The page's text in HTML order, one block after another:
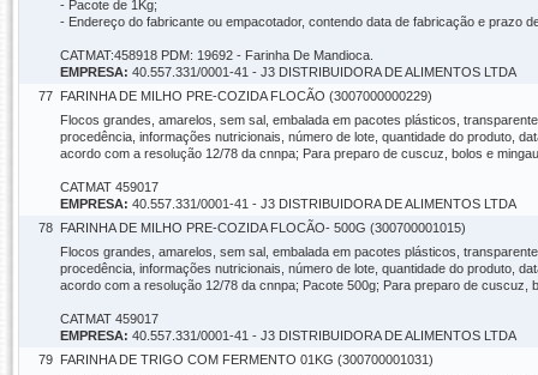
- Pacote de 1Kg;
- Endereço do fabricante ou empacotador, contendo data de fabricação e prazo
CATMAT:458918 PDM: 19692 - Farinha De Mandioca.
EMPRESA: 40.557.331/0001-41 - J3 DISTRIBUIDORA DE ALIMENTOS LTDA
77 FARINHA DE MILHO PRE-COZIDA FLOCÃO (3007000000229)
Flocos grandes, amarelos, sem sal, embalada em pacotes plásticos,
procedência, informações nutricionais, número de lote, quantidade do produto,
acordo com a resolução 12/78 da cnnpa; Para preparo de cuscuz, bolos e
CATMAT 459017
EMPRESA: 40.557.331/0001-41 - J3 DISTRIBUIDORA DE ALIMENTOS LTDA
78 FARINHA DE MILHO PRE-COZIDA FLOCÃO- 500G (300700001015)
Flocos grandes, amarelos, sem sal, embalada em pacotes plásticos,
procedência, informações nutricionais, número de lote, quantidade do produto,
acordo com a resolução 12/78 da cnnpa; Pacote 500g; Para preparo de cuscuz,
CATMAT 459017
EMPRESA: 40.557.331/0001-41 - J3 DISTRIBUIDORA DE ALIMENTOS LTDA
79 FARINHA DE TRIGO COM FERMENTO 01KG (300700001031)